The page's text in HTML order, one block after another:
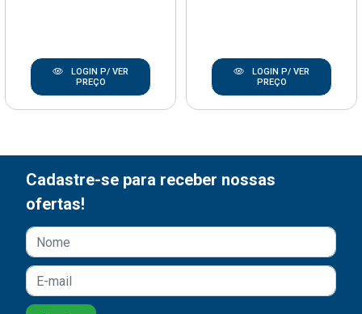
LOGIN P/ VER
PREÇO
LOGIN P/ VER
PREÇO
Cadastre-se para receber nossas
ofertas!